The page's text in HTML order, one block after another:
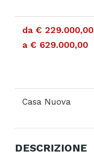
da € 229.000,00
a € 629.000,00
Casa Nuova
DESCRIZIONE